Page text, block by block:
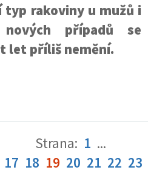
rakoviny u mužů i
případů se
let příliš nemění.
Strana: 1 ...
17 18 19 20 21 22 23